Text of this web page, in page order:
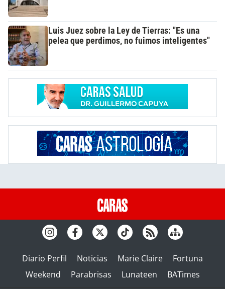
Luis Juez sobre la Ley de Tierras: "Es una
pelea que perdimos, no fuimos inteligentes"
Diario Perfil Noticias Marie Claire
Fortuna
Weekend
Parabrisas Lunateen BATimes